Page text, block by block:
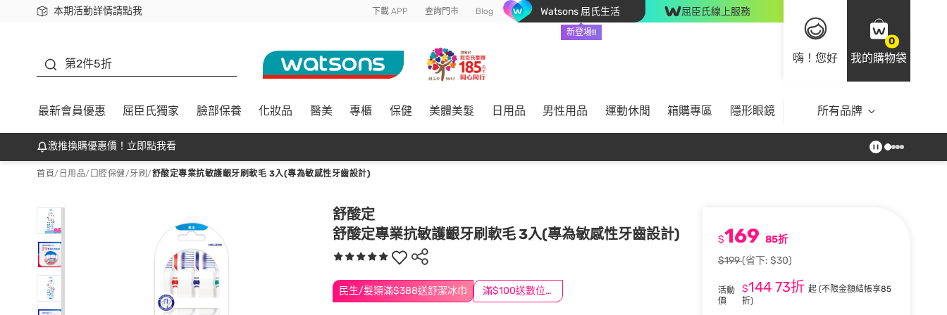
本期活動詳情請點我
下載app最高回饋$350 下載 APP 查詢門市 Blog Watsons 屈氏生活
新登場!!
屈臣氏線上服務
嗨！您好
0
我的購物袋
第2件5折
最新會員優惠 屈臣氏獨家 臉部保養 化妝品 醫美 專櫃 保健 美體美髮 日用品 男性用品 運動休閒 箱購專區 隱形眼鏡 所有品牌
激推換購優惠價！立即點我看
首頁/ 日用品/ 口腔保健/牙刷 /舒酸定專業抗敏護齦牙刷軟毛 3入(專為敏感性牙齒設計)
舒酸定
舒酸定專業抗敏護齦牙刷軟毛 3入(專為敏感性牙齒設計)
民生/髮類滿$388送舒潔冰巾 滿$100送數位印花
$169 85折
$199(省下: $30)
活動
價
$144 73折起(不限金額結帳享85
折)